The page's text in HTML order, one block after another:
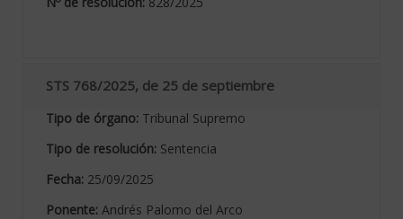
STS 768/2025, de 25 de septiembre
Tipo de órgano: Tribunal Supremo
Tipo de resolución: Sentencia
Fecha: 25/09/2025
Ponente: Andrés Palomo del Arco